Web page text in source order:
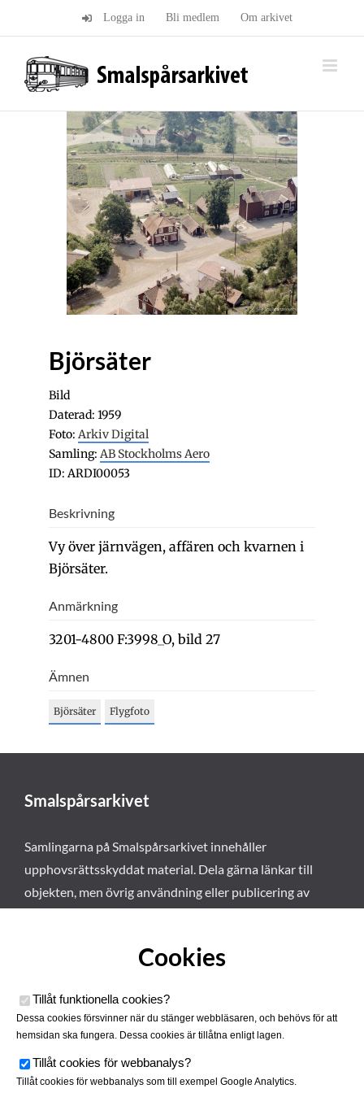
Logga in Bli medlem Om arkivet
Björsäter
Bild
Daterad: 1959
Foto: Arkiv Digital
Samling: AB Stockholms Aero
ID: ARDI00053
Beskrivning
Vy över järnvägen, affären och kvarnen i
Björsäter.
Anmärkning
3201-4800 F:3998_O, bild 27
Ämnen
Björsäter Flygfoto
Smalspårsarkivet
Samlingarna på Smalspårsarkivet innehåller
upphovsrättsskyddat material. Dela gärna länkar till
objekten, men övrig användning eller publicering av
Cookies
Tillåt funktionella cookies?
Dessa cookies försvinner när du stänger webbläsaren, och behövs för att
hemsidan ska fungera. Dessa cookies är tillåtna enligt lagen.
Tillåt cookies för webbanalys?
Tillåt cookies för webbanalys som till exempel Google Analytics.